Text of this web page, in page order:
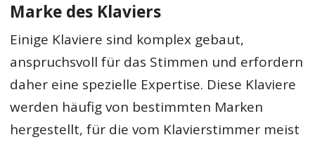
Marke des Klaviers
Einige Klaviere sind komplex gebaut,
anspruchsvoll für das Stimmen und erfordern
daher eine spezielle Expertise. Diese Klaviere
werden häufig von bestimmten Marken
hergestellt, für die vom Klavierstimmer meist